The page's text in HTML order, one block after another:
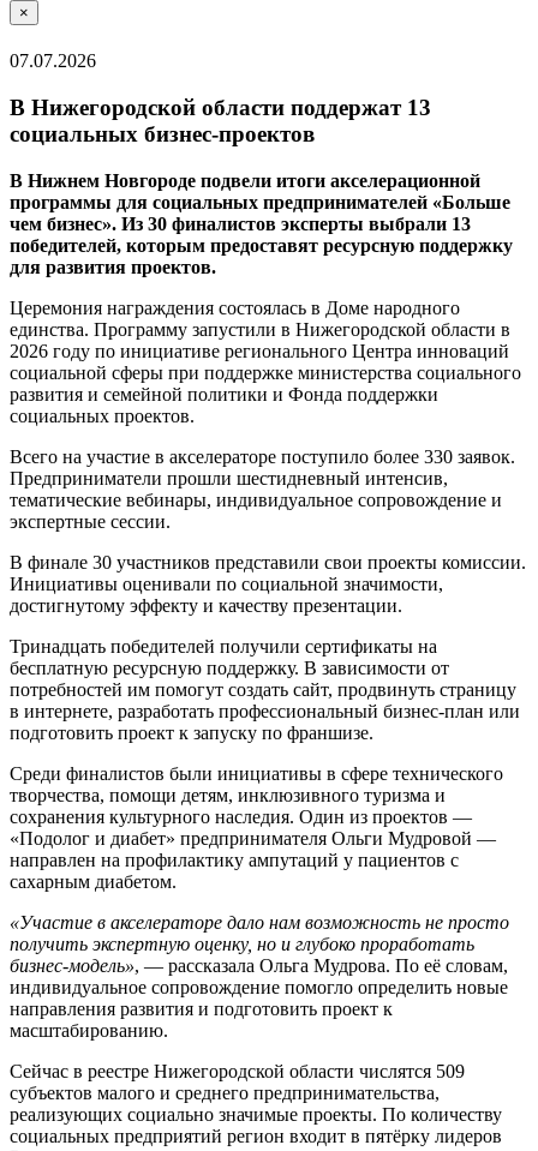
×
07.07.2026
В Нижегородской области поддержат 13
социальных бизнес-проектов
В Нижнем Новгороде подвели итоги акселерационной
программы для социальных предпринимателей «Больше
чем бизнес». Из 30 финалистов эксперты выбрали 13
победителей, которым предоставят ресурсную поддержку
для развития проектов.
Церемония награждения состоялась в Доме народного
единства. Программу запустили в Нижегородской области в
2026 году по инициативе регионального Центра инноваций
социальной сферы при поддержке министерства социального
развития и семейной политики и Фонда поддержки
социальных проектов.
Всего на участие в акселераторе поступило более 330 заявок.
Предприниматели прошли шестидневный интенсив,
тематические вебинары, индивидуальное сопровождение и
экспертные сессии.
В финале 30 участников представили свои проекты комиссии.
Инициативы оценивали по социальной значимости,
достигнутому эффекту и качеству презентации.
Тринадцать победителей получили сертификаты на
бесплатную ресурсную поддержку. В зависимости от
потребностей им помогут создать сайт, продвинуть страницу
в интернете, разработать профессиональный бизнес-план или
подготовить проект к запуску по франшизе.
Среди финалистов были инициативы в сфере технического
творчества, помощи детям, инклюзивного туризма и
сохранения культурного наследия. Один из проектов —
«Подолог и диабет» предпринимателя Ольги Мудровой —
направлен на профилактику ампутаций у пациентов с
сахарным диабетом.
«Участие в акселераторе дало нам возможность не просто
получить экспертную оценку, но и глубоко проработать
бизнес-модель», — рассказала Ольга Мудрова. По её словам,
индивидуальное сопровождение помогло определить новые
направления развития и подготовить проект к
масштабированию.
Сейчас в реестре Нижегородской области числятся 509
субъектов малого и среднего предпринимательства,
реализующих социально значимые проекты. По количеству
социальных предприятий регион входит в пятёрку лидеров